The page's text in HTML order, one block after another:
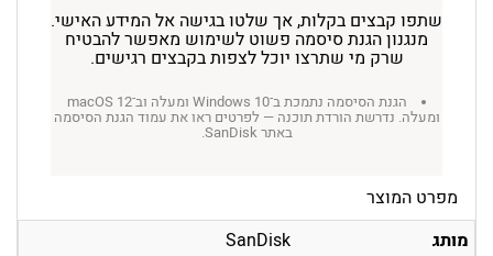
שתפו קבצים בקלות, אך שלטו בגישה אל המידע האישי.
מנגנון הגנת סיסמה פשוט לשימוש מאפשר להבטיח
שרק מי שתרצו יוכל לצפות בקבצים רגישים.
הגנת הסיסמה נתמכת ב־Windows 10 ומעלה וב־macOS 12
ומעלה. נדרשת הורדת תוכנה — לפרטים ראו את עמוד הגנת הסיסמה
באתר SanDisk.
מפרט המוצר
מותג
SanDisk